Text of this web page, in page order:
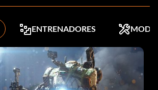
ENTRENADORES MODS